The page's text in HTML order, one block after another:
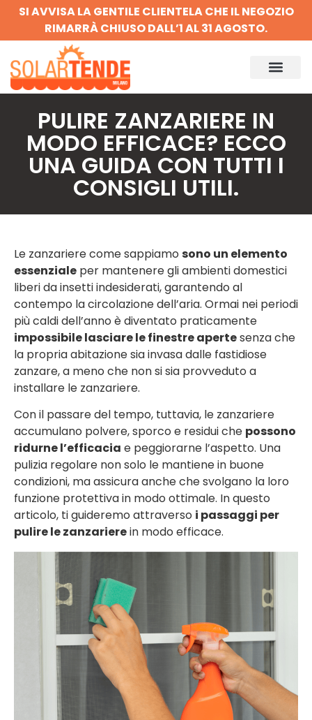
SI AVVISA LA GENTILE CLIENTELA CHE IL NEGOZIO
RIMARRÀ CHIUSO DALL’1 AL 31 AGOSTO.
PULIRE ZANZARIERE IN
MODO EFFICACE? ECCO
UNA GUIDA CON TUTTI I
CONSIGLI UTILI.
Le zanzariere come sappiamo sono un elemento
essenziale per mantenere gli ambienti domestici
liberi da insetti indesiderati, garantendo al
contempo la circolazione dell’aria. Ormai nei periodi
più caldi dell’anno è diventato praticamente
impossibile lasciare le finestre apertesenza che
la propria abitazione sia invasa dalle fastidiose
zanzare, a meno che non si sia provveduto a
installare le zanzariere.
Con il passare del tempo, tuttavia, le zanzariere
accumulano polvere, sporco e residui che possono
ridurne l’efficacia e peggiorarne l’aspetto. Una
pulizia regolare non solo le mantiene in buone
condizioni, ma assicura anche che svolgano la loro
funzione protettiva in modo ottimale. In questo
articolo, ti guideremo attraverso i passaggi per
pulire le zanzarierein modo efficace.